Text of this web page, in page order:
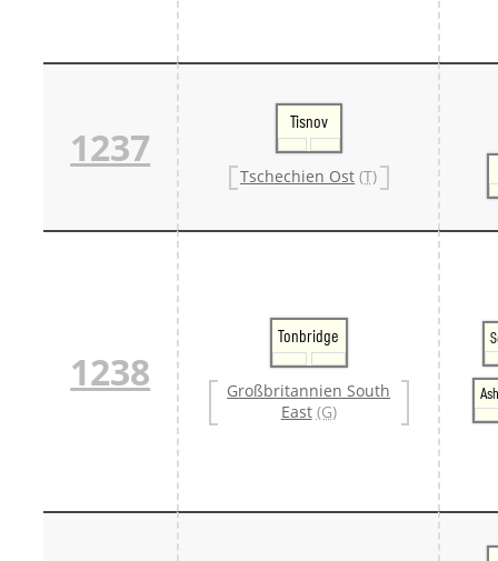
1237
Tisnov
Tschechien Ost (T)
1238
Tonbridge
Großbritannien South
East (G)